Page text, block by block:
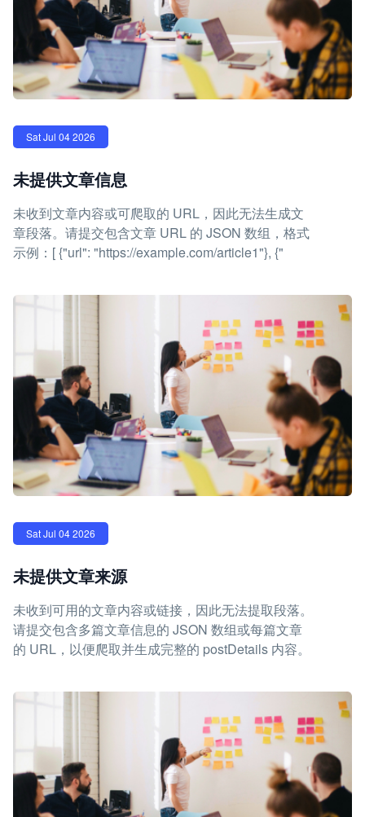
Sat Jul 04 2026
未提供文章信息
未收到文章内容或可爬取的 URL，因此无法生成文
章段落。请提交包含文章 URL 的 JSON 数组，格式
示例：[ {"url": "https://example.com/article1"}, {"
Sat Jul 04 2026
未提供文章来源
未收到可用的文章内容或链接，因此无法提取段落。
请提交包含多篇文章信息的 JSON 数组或每篇文章
的 URL，以便爬取并生成完整的 postDetails 内容。